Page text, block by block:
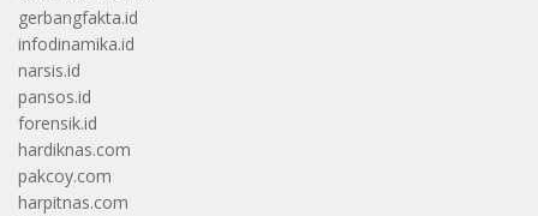
gerbangfakta.id
infodinamika.id
narsis.id
pansos.id
forensik.id
hardiknas.com
pakcoy.com
harpitnas.com